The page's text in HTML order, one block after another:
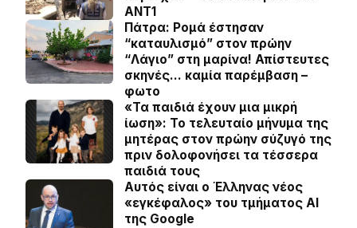
ΑΝΤ1
Πάτρα: Ρομά έστησαν
“καταυλισμό” στον πρώην
“Λάγιο” στη μαρίνα! Απίστευτες
σκηνές… καμία παρέμβαση –
φωτο
«Τα παιδιά έχουν μια μικρή
ίωση»: Το τελευταίο μήνυμα της
μητέρας στον πρώην σύζυγό της
πριν δολοφονήσει τα τέσσερα
παιδιά τους
Αυτός είναι ο Έλληνας νέος
«εγκέφαλος» του τμήματος AI
της Google